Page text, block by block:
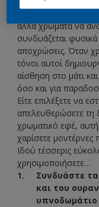
άλλα χρώματα να
συνδυάζεται φυσικά
αποχρώσεις. Όταν
τόνοι αυτοί
αίσθηση στο μάτι
όσο και για
Είτε επιλέξετε να
απελευθερώσετε τη
χρωματικό εφέ, αυτή
χαρίσετε μοντέρνες
Ιδού τέσσερις
χρησιμοποιήσετε…
Συνδυάστε
και του
υπνοδωμάτιο